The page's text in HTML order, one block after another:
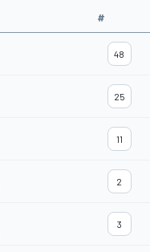
#
48
25
11
2
3